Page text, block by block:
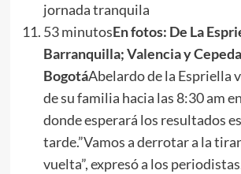
jornada tranquila
53 minutosEn fotos: De La
Barranquilla; Valencia y
BogotáAbelardo de la Espriella
de su familia hacia las 8:30 am
donde esperará los resultados
tarde.”Vamos a derrotar a la
vuelta”, expresó a los